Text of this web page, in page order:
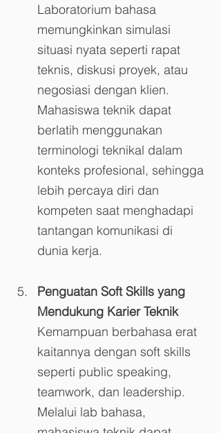
Laboratorium bahasa
memungkinkan simulasi
situasi nyata seperti rapat
teknis, diskusi proyek, atau
negosiasi dengan klien.
Mahasiswa teknik dapat
berlatih menggunakan
terminologi teknikal dalam
konteks profesional, sehingga
lebih percaya diri dan
kompeten saat menghadapi
tantangan komunikasi di
dunia kerja.
Penguatan Soft Skills yang
Mendukung Karier Teknik
Kemampuan berbahasa erat
kaitannya dengan soft skills
seperti public speaking,
teamwork, dan leadership.
Melalui lab bahasa,